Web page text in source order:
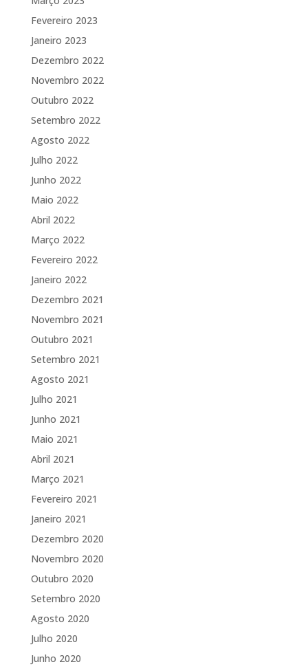
Fevereiro 2023
Janeiro 2023
Dezembro 2022
Novembro 2022
Outubro 2022
Setembro 2022
Agosto 2022
Julho 2022
Junho 2022
Maio 2022
Abril 2022
Março 2022
Fevereiro 2022
Janeiro 2022
Dezembro 2021
Novembro 2021
Outubro 2021
Setembro 2021
Agosto 2021
Julho 2021
Junho 2021
Maio 2021
Abril 2021
Março 2021
Fevereiro 2021
Janeiro 2021
Dezembro 2020
Novembro 2020
Outubro 2020
Setembro 2020
Agosto 2020
Julho 2020
Junho 2020